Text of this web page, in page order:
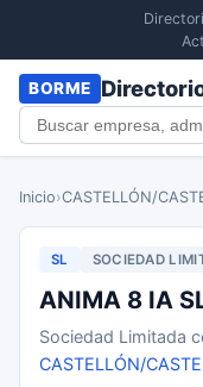
BORME
Inicio›CASTELLÓN/
SL SOCIEDAD
ANIMA 8 IA
Sociedad Limitada
CASTELLÓN/